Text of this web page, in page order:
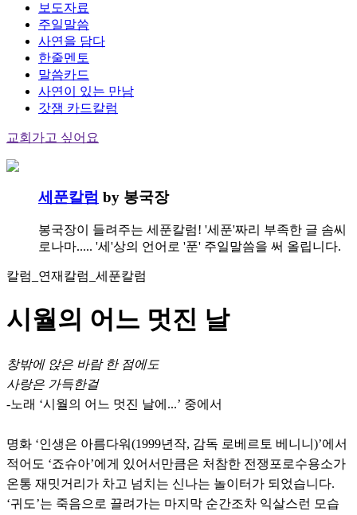
보도자료
주일말씀
사연을 담다
한줄멘토
말씀카드
사연이 있는 만남
갓잼 카드칼럼
교회가고 싶어요
세푼칼럼 by 봉국장
봉국장이 들려주는 세푼칼럼! '세푼'짜리 부족한 글 솜씨
로나마..... '세'상의 언어로 '푼' 주일말씀을 써 올립니다.
칼럼_연재칼럼_세푼칼럼
시월의 어느 멋진 날
창밖에 앉은 바람 한 점에도
사랑은 가득한걸
-노래 ‘시월의 어느 멋진 날에...’ 중에서
명화 ‘인생은 아름다워(1999년작, 감독 로베르토 베니니)’에서
적어도 ‘죠슈아’에게 있어서만큼은 처참한 전쟁포로수용소가
온통 재밋거리가 차고 넘치는 신나는 놀이터가 되었습니다.
‘귀도’는 죽음으로 끌려가는 마지막 순간조차 익살스런 모습